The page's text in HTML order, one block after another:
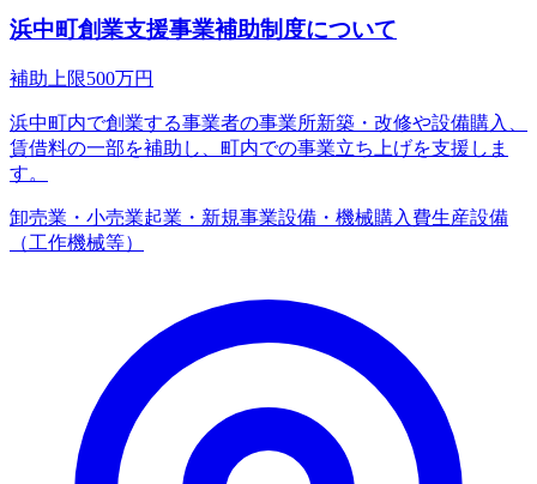
浜中町創業支援事業補助制度について
補助上限500万円
浜中町内で創業する事業者の事業所新築・改修や設備購入、
賃借料の一部を補助し、町内での事業立ち上げを支援しま
す。
卸売業・小売業起業・新規事業設備・機械購入費生産設備
（工作機械等）